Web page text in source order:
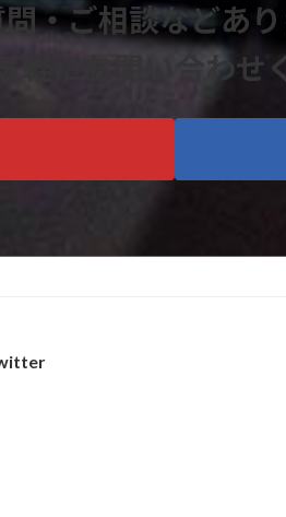
・ご相談などあ
気軽にお問い合わせ